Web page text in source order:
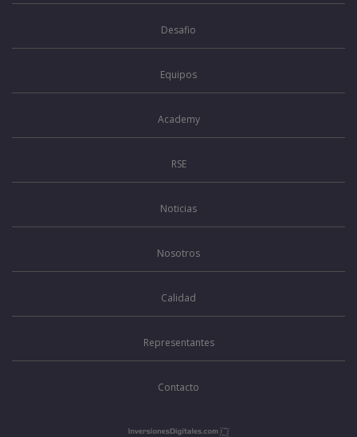
Desafio
Equipos
Academy
RSE
Noticias
Nosotros
Calidad
Representantes
Contacto